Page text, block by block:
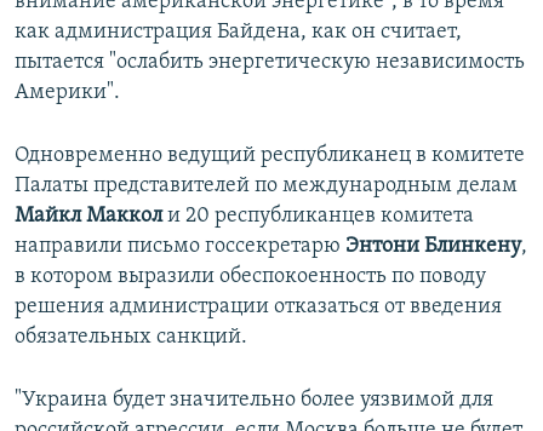
как администрация Байдена, как он считает,
пытается "ослабить энергетическую независимость
Америки".
Одновременно ведущий республиканец в комитете
Палаты представителей по международным делам
Майкл Макколи 20 республиканцев комитета
направили письмо госсекретарю Энтони Блинкену,
в котором выразили обеспокоенность по поводу
решения администрации отказаться от введения
обязательных санкций.
"Украина будет значительно более уязвимой для